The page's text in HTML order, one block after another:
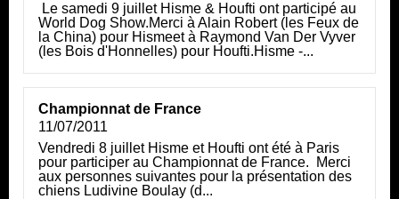
Le samedi 9 juillet Hisme & Houfti ont participé au
World Dog Show.Merci à Alain Robert (les Feux de
la China) pour Hismeet à Raymond Van Der Vyver
(les Bois d'Honnelles) pour Houfti.Hisme -...
Championnat de France
11/07/2011
Vendredi 8 juillet Hisme et Houfti ont été à Paris
pour participer au Championnat de France. Merci
aux personnes suivantes pour la présentation des
chiens Ludivine Boulay (d...